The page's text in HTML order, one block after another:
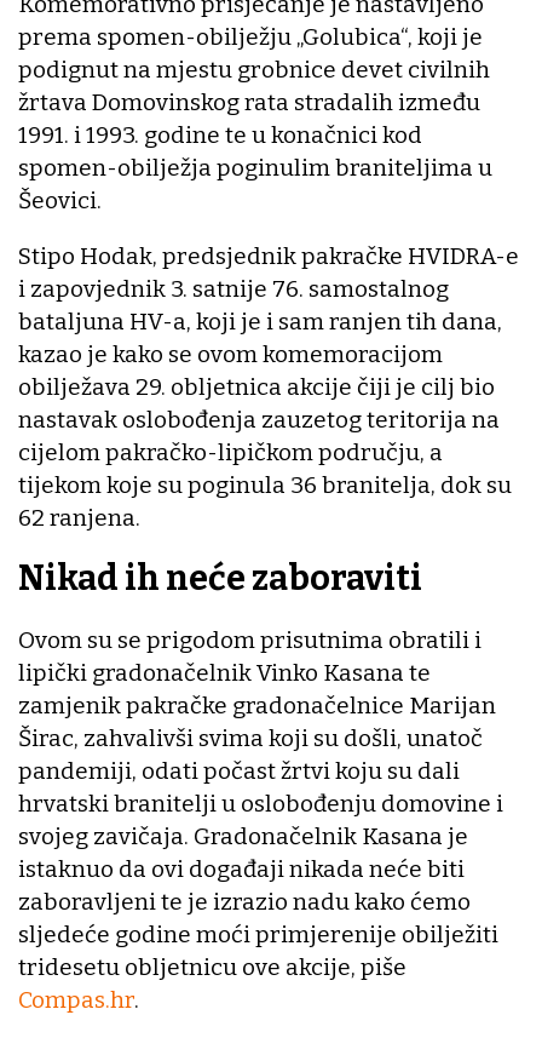
prema spomen-obilježju „Golubica“, koji je
podignut na mjestu grobnice devet civilnih
žrtava Domovinskog rata stradalih između
1991. i 1993. godine te u konačnici kod
spomen-obilježja poginulim braniteljima u
Šeovici.
Stipo Hodak, predsjednik pakračke HVIDRA-e
i zapovjednik 3. satnije 76. samostalnog
bataljuna HV-a, koji je i sam ranjen tih dana,
kazao je kako se ovom komemoracijom
obilježava 29. obljetnica akcije čiji je cilj bio
nastavak oslobođenja zauzetog teritorija na
cijelom pakračko-lipičkom području, a
tijekom koje su poginula 36 branitelja, dok su
62 ranjena.
Nikad ih neće zaboraviti
Ovom su se prigodom prisutnima obratili i
lipički gradonačelnik Vinko Kasana te
zamjenik pakračke gradonačelnice Marijan
Širac, zahvalivši svima koji su došli, unatoč
pandemiji, odati počast žrtvi koju su dali
hrvatski branitelji u oslobođenju domovine i
svojeg zavičaja. Gradonačelnik Kasana je
istaknuo da ovi događaji nikada neće biti
zaboravljeni te je izrazio nadu kako ćemo
sljedeće godine moći primjerenije obilježiti
tridesetu obljetnicu ove akcije, piše
Compas.hr.